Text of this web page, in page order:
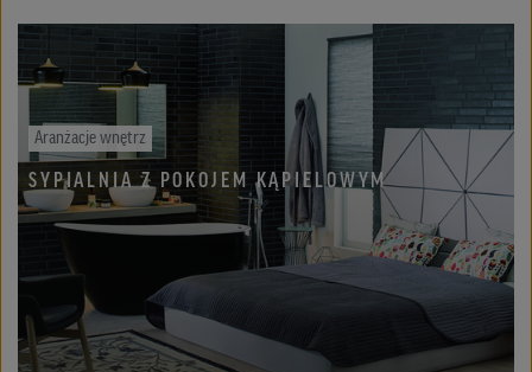
Aranżacje wnętrz
SYPIALNIA Z POKOJEM KĄPIELOWYM